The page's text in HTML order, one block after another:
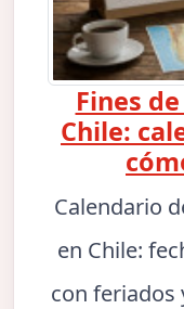
Fines
Chile:
Calendario
en Chile:
con feriados